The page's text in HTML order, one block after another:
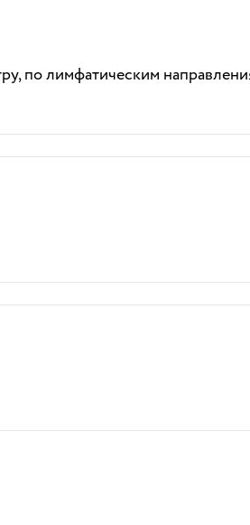
по лимфатическим